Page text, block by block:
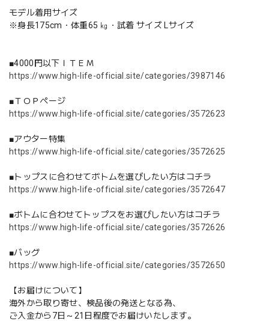
モデル着用サイズ
※身長175cm・体重65 ㎏・試着 サイズ Lサイズ
■4000円以下ＩＴＥＭ
https://www.high-life-official.site/categories/3987146
■ＴＯＰページ
https://www.high-life-official.site/categories/3572623
■アウター特集
https://www.high-life-official.site/categories/3572625
■トップスに合わせてボトムを選びしたい方はコチラ
https://www.high-life-official.site/categories/3572647
■ボトムに合わせてトップスをお選びしたい方はコチラ
https://www.high-life-official.site/categories/3572626
■バッグ
https://www.high-life-official.site/categories/3572650
【お届けについて】
海外から取り寄せ、検品後の発送となる為、
ご入金から7日～21日程度でお届けいたします。